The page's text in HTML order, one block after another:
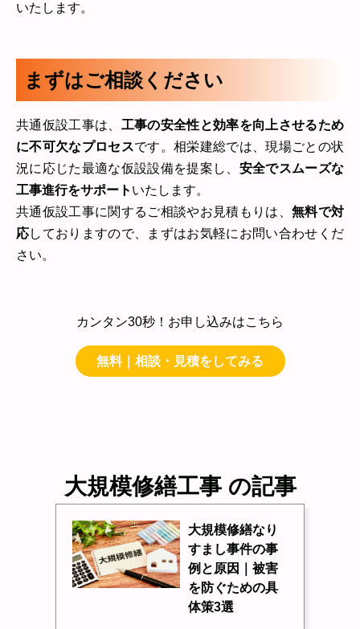
いたします。
まずはご相談ください
共通仮設工事は、 工事の安全性と効率を向上させるため
に不可欠なプロセスです。相栄建総では、現場ごとの状
況に応じた最適な仮設設備を提案し、 安全でスムーズな
工事進行をサポート いたします。
共通仮設工事に関するご相談やお見積もりは、 無料で対
応しておりますので、まずはお気軽にお問い合わせくだ
さい。
カンタン30秒！お申し込みはこちら
無料｜相談・見積をしてみる
大規模修繕工事 の記事
大規模修繕なり
すまし事件の事
例と原因｜被害
を防ぐための具
体策3選